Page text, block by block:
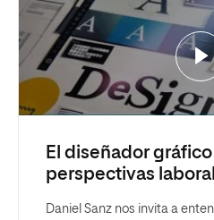
El diseñador
perspectivas
Daniel Sanz nos invita a